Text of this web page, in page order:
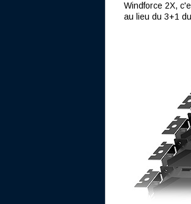
Windforce 2X,
au lieu du 3+1